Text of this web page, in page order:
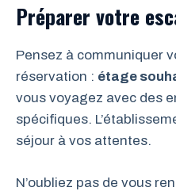
Préparer votre
Pensez à communiquer
réservation : étage
vous voyagez avec des
spécifiques.
séjour à vos attentes.
N’oubliez pas de vous